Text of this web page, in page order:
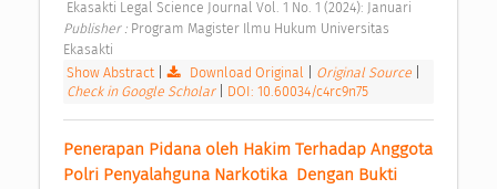
Ekasakti Legal Science Journal Vol. 1 No. 1 (2024): Januari
Publisher : Program Magister Ilmu Hukum Universitas
Ekasakti
Show Abstract| Download Original Original Source
Check in Google Scholar
DOI: 10.60034/c4rc9n75
Penerapan Pidana oleh Hakim Terhadap Anggota
Polri Penyalahguna Narkotika  Dengan Bukti